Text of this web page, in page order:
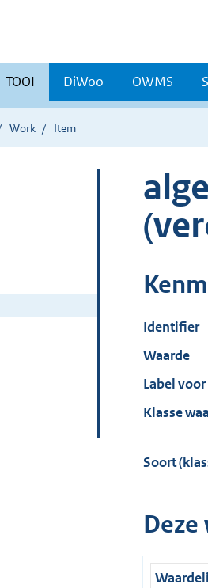
TOOI DiWoo OWMS
Work Item
Identifier
Waarde
Label
Klasse
Soort